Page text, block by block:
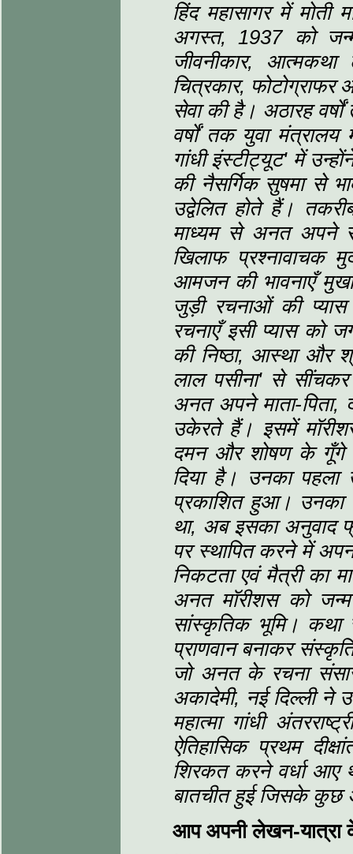
हिंद महासागर में मोती
अगस्‍त, 1937 को
जीवनीकार,
चित्रकार,
सेवा की है। अठारह
वर्षों तक युवा
गांधी इंस्‍टीट्यूट' में
की नैसर्गिक सुषमा से
उद्वेलित होते हैं।
माध्‍यम से अनत अपने
खिलाफ प्रश्‍नावाचक
आमजन की भावनाएँ
जुड़ी रचनाओं की
रचनाएँ इसी प्यास को
की निष्ठा, आस्था और
लाल पसीना' से सींचकर
अनत अपने माता-पिता,
उकेरते हैं। इसमें
दमन और शोषण के गूँगे
दिया है। उनका पहला
प्रकाशित हुआ। उनका
था, अब इसका अनुवाद
पर स्‍थापित करने में
निकटता एवं मैत्री का
अनत मॉरीशस को
सांस्‍कृतिक भूमि। कथा
प्राणवान बनाकर
जो अनत के रचना
अकादेमी, नई दिल्‍ली ने
महात्मा गांधी
ऐतिहासिक प्रथम
शिरकत करने वर्धा आए
बातचीत हुई जिसके कुछ
आप अपनी लेखन-यात्रा